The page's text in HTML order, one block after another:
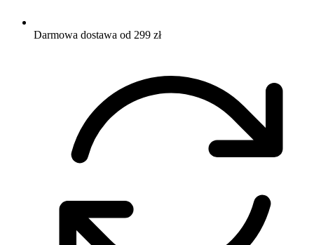
Darmowa dostawa od 299 zł